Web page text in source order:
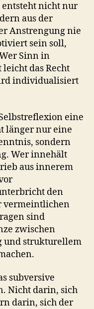
nicht nur
aus der
Anstrengung nie
sein soll,
Sinn in
das Recht
individualisiert
eine
länger nur eine
sondern
Wer innehält
aus innerem
den
vermeintlichen
sind
zwischen
und strukturellem
subversive
Nicht darin, sich
darin, sich der